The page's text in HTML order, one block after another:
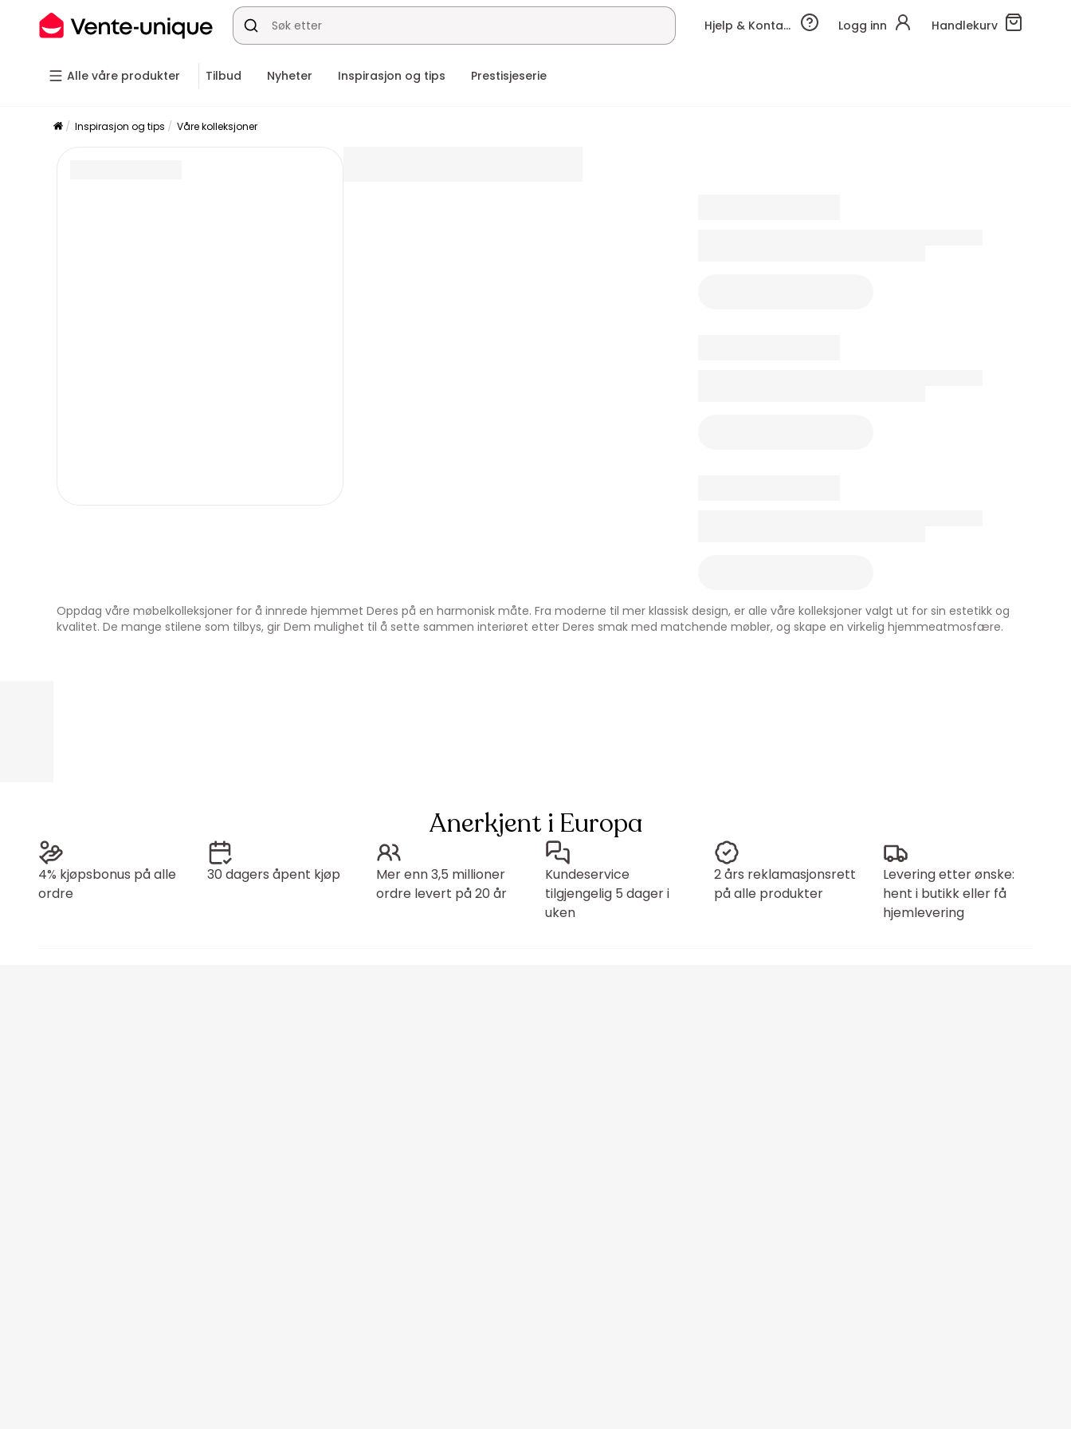
Hjelp & Kontakt Logg inn Handlekurv
Alle våre produkter Tilbud Nyheter Inspirasjon og tips Prestisjeserie
Inspirasjon og tips Våre kolleksjoner
Oppdag våre møbelkolleksjoner for å innrede hjemmet Deres på en harmonisk måte. Fra moderne til mer klassisk design, er alle våre kolleksjoner valgt ut for sin estetikk og
kvalitet. De mange stilene som tilbys, gir Dem mulighet til å sette sammen interiøret etter Deres smak med matchende møbler, og skape en virkelig hjemmeatmosfære.
Anerkjent i Europa
4% kjøpsbonus på alle
ordre
30 dagers åpent kjøp
Mer enn 3,5 millioner
ordre levert på 20 år
Kundeservice
tilgjengelig 5 dager i
uken
2 års reklamasjonsrett
på alle produkter
Levering etter ønske:
hent i butikk eller få
hjemlevering